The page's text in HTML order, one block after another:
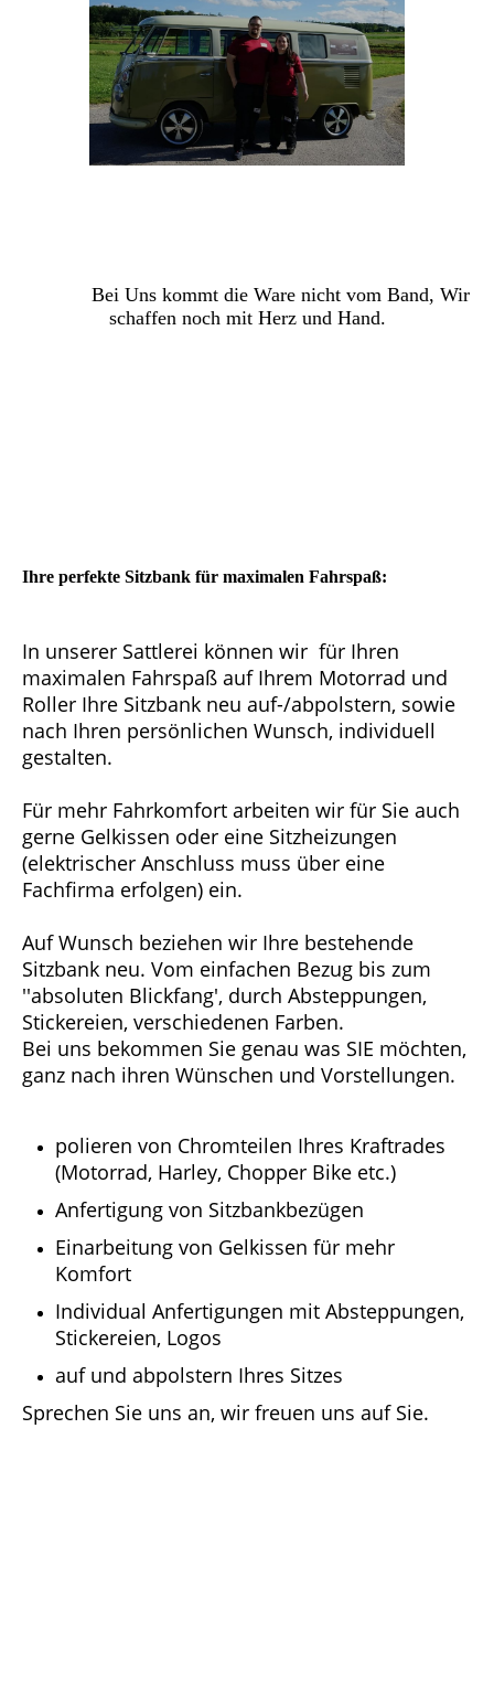
Bei Uns kommt die Ware nicht vom Band, Wir
schaffen noch mit Herz und Hand.
Ihre perfekte Sitzbank für maximalen Fahrspaß:
In unserer Sattlerei können wir für Ihren
maximalen Fahrspaß auf Ihrem Motorrad und
Roller Ihre Sitzbank neu auf-/abpolstern, sowie
nach Ihren persönlichen Wunsch, individuell
gestalten.
Für mehr Fahrkomfort arbeiten wir für Sie auch
gerne Gelkissen oder eine Sitzheizungen
(elektrischer Anschluss muss über eine
Fachfirma erfolgen) ein.
Auf Wunsch beziehen wir Ihre bestehende
Sitzbank neu. Vom einfachen Bezug bis zum
''absoluten Blickfang', durch Absteppungen,
Stickereien, verschiedenen Farben.
Bei uns bekommen Sie genau was SIE möchten,
ganz nach ihren Wünschen und Vorstellungen.
polieren von Chromteilen Ihres Kraftrades
(Motorrad, Harley, Chopper Bike etc.)
Anfertigung von Sitzbankbezügen
Einarbeitung von Gelkissen für mehr
Komfort
Individual Anfertigungen mit Absteppungen,
Stickereien, Logos
auf und abpolstern Ihres Sitzes
Sprechen Sie uns an, wir freuen uns auf Sie.